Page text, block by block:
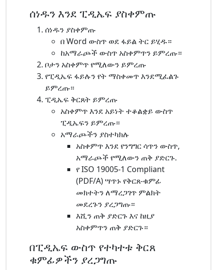
ሰነዱን እንደ ፒዲኤፍ ያስቀምጡ
ሰነዱን ያስቀምጡ
በ Word ውስጥ ወደ ፋይል ትር ይሂዱ።
ከአማራጮች ውስጥ አስቀምጥን ይምረጡ።
ቦታን አስቀምጥ የሚለውን ይምረጡ
የፒዲኤፍ ፋይሉን የት ማስቀመጥ እንደሚፈልጉ
ይምረጡ።
ፒዲኤፍ ቅርጸት ይምረጡ
አስቀምጥ እንደ አይነት ተቆልቋይ ውስጥ
ፒዲኤፍን ይምረጡ።
አማራጮችን ያስተካክሉ
አስቀምጥ እንደ የንግግር ሳጥን ውስጥ,
አማራጮች የሚለውን ጠቅ ያድርጉ.
የ ISO 19005-1 Compliant
(PDF/A) ሣጥኑ የቅርጸ-ቁምፊ
መክተትን ለማረጋገጥ ምልክት
መደረጉን ያረጋግጡ።
እሺን ጠቅ ያድርጉ እና ከዚያ
አስቀምጥን ጠቅ ያድርጉ።
በፒዲኤፍ ውስጥ የተካተቱ ቅርጸ
ቁምፊዎችን ያረጋግጡ